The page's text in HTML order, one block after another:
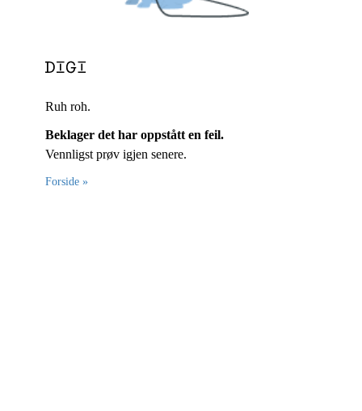
Ruh roh.
Beklager det har oppstått en feil.
Vennligst prøv igjen senere.
Forside »